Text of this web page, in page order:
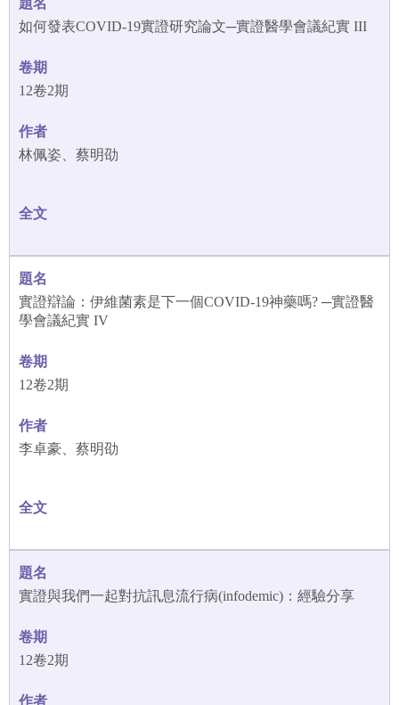
如何發表COVID-19實證研究論文─實證醫學會議紀實 III
12卷2期
林佩姿、蔡明劭
實證辯論：伊維菌素是下一個COVID-19神藥嗎? ─實證醫
學會議紀實 IV
12卷2期
李卓豪、蔡明劭
實證與我們一起對抗訊息流行病(infodemic)：經驗分享
12卷2期